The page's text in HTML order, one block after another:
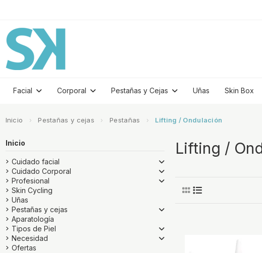
Facial Corporal Pestañas y Cejas Uñas Skin Box
Inicio Pestañas y cejas Pestañas Lifting / Ondulación
Lifting /
Inicio
Cuidado facial
Cuidado Corporal
Profesional
Skin Cycling
Uñas
Pestañas y cejas
Aparatología
Tipos de Piel
Necesidad
Ofertas